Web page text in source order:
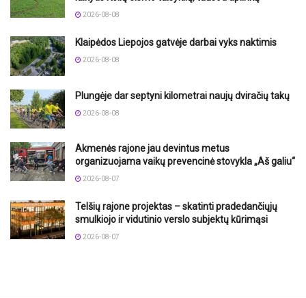
2026-08-08
Klaipėdos Liepojos gatvėje darbai vyks naktimis
2026-08-08
Plungėje dar septyni kilometrai naujų dviračių takų
2026-08-08
Akmenės rajone jau devintus metus
organizuojama vaikų prevencinė stovykla „Aš galiu“
2026-08-07
Telšių rajone projektas – skatinti pradedančiųjų
smulkiojo ir vidutinio verslo subjektų kūrimąsi
2026-08-07